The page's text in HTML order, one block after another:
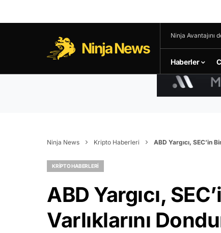
Ninja News
Ninja Avantajını
Haberler
Ninja News Kripto Haberleri ABD Yargıcı, SEC’in
KRIPTO HABERLERI
ABD Yargıcı,
Varlıklarını